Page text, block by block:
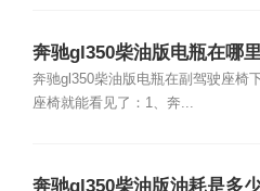
奔驰gl350柴油版电瓶在哪
奔驰gl350柴油版电瓶在副驾驶座椅
座椅就能看见了：1、奔...
奔驰gl350柴油版油耗是多